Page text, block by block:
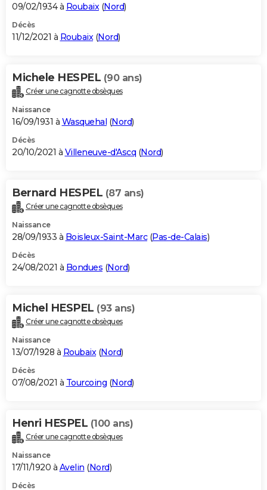
09/02/1934 à Roubaix(Nord)
Décès
11/12/2021 à Roubaix(Nord)
Michele HESPEL (90 ans)
Créer une cagnotte obsèques
Naissance
16/09/1931 à Wasquehal (Nord)
Décès
20/10/2021 à Villeneuve-d'Ascq (Nord)
Bernard HESPEL (87 ans)
Créer une cagnotte obsèques
Naissance
28/09/1933 à Boisleux-Saint-Marc(Pas-de-Calais)
Décès
24/08/2021 à Bondues (Nord)
Michel HESPEL (93 ans)
Créer une cagnotte obsèques
Naissance
13/07/1928 à Roubaix(Nord)
Décès
07/08/2021 à Tourcoing (Nord)
Henri HESPEL (100 ans)
Créer une cagnotte obsèques
Naissance
17/11/1920 à Avelin (Nord)
Décès